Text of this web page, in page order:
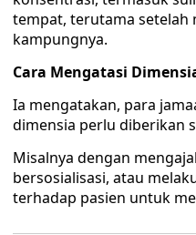
tempat, terutama setelah
kampungnya.
Cara Mengatasi
Ia mengatakan, para
dimensia perlu diberikan
Misalnya dengan
bersosialisasi, atau
terhadap pasien untuk